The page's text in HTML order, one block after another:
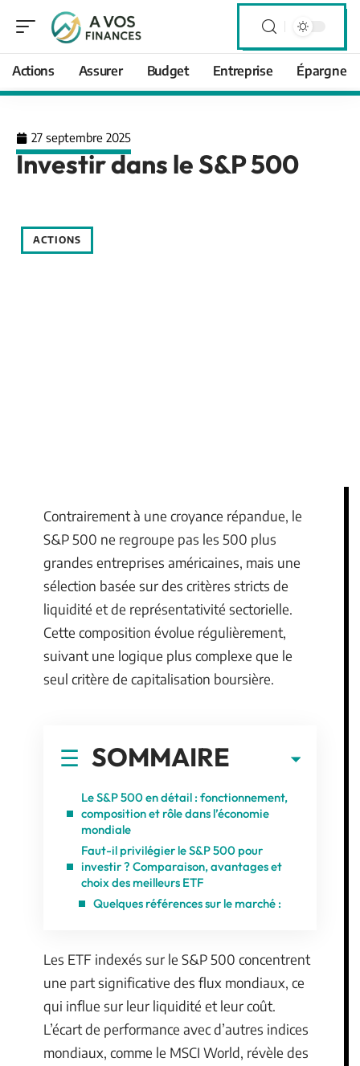
Actions Assurer Budget Entreprise Épargne
27 septembre 2025
Investir dans le S&P 500
ACTIONS
Contrairement à une croyance répandue, le
S&P 500 ne regroupe pas les 500 plus
grandes entreprises américaines, mais une
sélection basée sur des critères stricts de
liquidité et de représentativité sectorielle.
Cette composition évolue régulièrement,
suivant une logique plus complexe que le
seul critère de capitalisation boursière.
SOMMAIRE
Le S&P 500 en détail : fonctionnement,
composition et rôle dans l’économie
mondiale
Faut-il privilégier le S&P 500 pour
investir ? Comparaison, avantages et
choix des meilleurs ETF
Quelques références sur le marché :
Les ETF indexés sur le S&P 500 concentrent
une part significative des flux mondiaux, ce
qui influe sur leur liquidité et leur coût.
L’écart de performance avec d’autres indices
mondiaux, comme le MSCI World, révèle des